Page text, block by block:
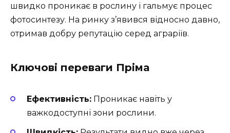
швидко проникає в рослину і гальмує процес
фотосинтезу. На ринку з’явився відносно давно,
отримав добру репутацію серед аграріїв.
Ключові переваги Пріма
Ефективність: Проникає навіть у
важкодоступні зони рослини.